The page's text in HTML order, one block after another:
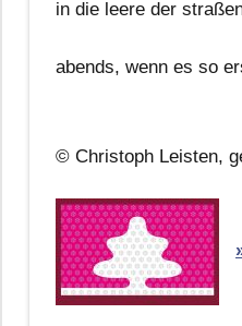
in die leere der
abends, wenn es so
© Christoph Leisten,